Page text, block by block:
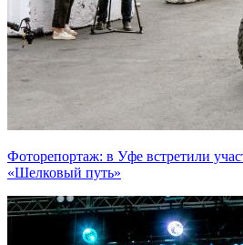
Фоторепортаж: в Уфе встретили
«Шелковый путь»